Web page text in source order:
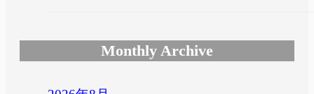
Monthly Archive